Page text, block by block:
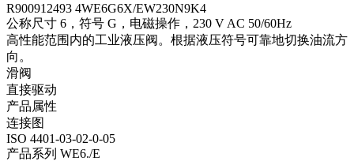
R900912493 4WE6G6X/EW230N9K4
公称尺寸 6，符号 G，电磁操作，230 V AC 50/60Hz
高性能范围内的工业液压阀。根据液压符号可靠地切换油流方
向。
滑阀
直接驱动
产品属性
连接图
ISO 4401-03-02-0-05
产品系列 WE6./E